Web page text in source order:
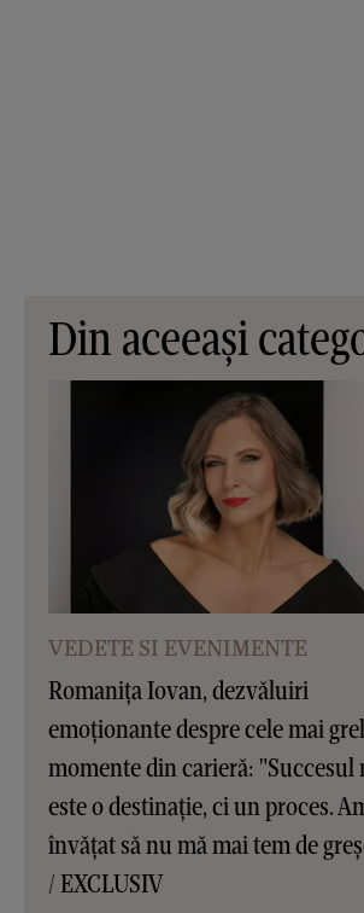
Din aceeași
VEDETE SI EVENIMENTE
Romanița Iovan, dezvăluiri
emoționante despre cele mai
momente din carieră: "Succesul
este o destinație, ci un proces.
învățat să nu mă mai tem de
/ EXCLUSIV